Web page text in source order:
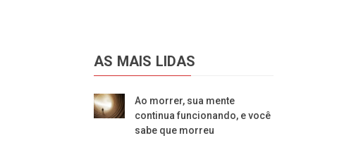
AS MAIS LIDAS
Ao morrer, sua mente
continua funcionando, e você
sabe que morreu